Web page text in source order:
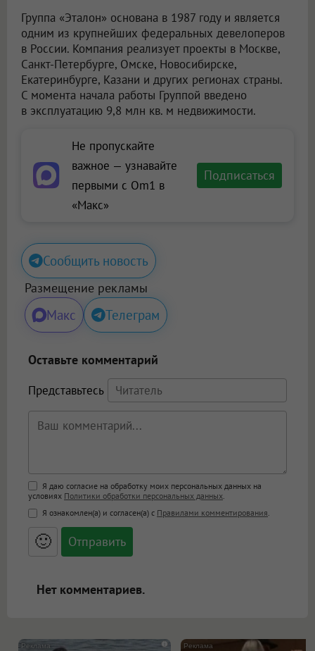
Группа «Эталон» основана в 1987 году и является
одним из крупнейших федеральных девелоперов
в России. Компания реализует проекты в Москве,
Санкт-Петербурге, Омске, Новосибирске,
Екатеринбурге, Казани и других регионах страны.
С момента начала работы Группой введено
в эксплуатацию 9,8 млн кв. м недвижимости.
Не пропускайте
важное — узнавайте
первыми с Om1 в
«Макс»
Подписаться
Сообщить новость
Размещение рекламы
Макс Телеграм
Оставьте комментарий
Представьтесь
Поддержка HTML
<b>, <strong>, <u>, <i>, <em>, <s>, <big>,
<small>, <sup>, <sub>, <pre>, <ul>, <ol>, <li>,
<blockquote>, <code> экранирует HTML,
адреса URL автоматически становятся
ссылками, и [img]адрес[/img] будет
Я даю согласие на обработку моих персональных данных на
условиях Политики обработки персональных данных.
Я ознакомлен(а) и согласен(а) с Правилами комментирования.
🙂
Нет комментариев.
i